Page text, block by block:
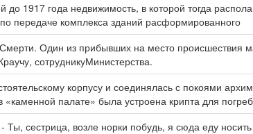
1917 года недвижимость, в которой тогда
передаче комплекса зданий расформированного
Один из прибывших на место происшествия
сотрудникуМинистерства.
корпусу и соединялась с покоями
«каменной палате» была устроена крипта для
сестрица, возле норки побудь, я сюда еду